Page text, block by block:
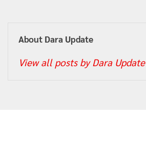
About Dara Update
View all posts by Dara Update